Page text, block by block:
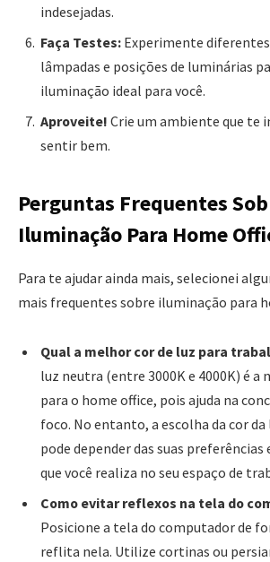
indesejadas.
Faça Testes: Experimente
lâmpadas e posições de luminárias
iluminação ideal para você.
Aproveite! Crie um ambiente que te
sentir bem.
Perguntas Frequentes
Iluminação Para Home
Para te ajudar ainda mais, selecionei
mais frequentes sobre iluminação para
Qual a melhor cor de luz para
luz neutra (entre 3000K e 4000K) é a
para o home office, pois ajuda na
foco. No entanto, a escolha da cor da
pode depender das suas preferências
que você realiza no seu espaço de
Como evitar reflexos na tela do
Posicione a tela do computador de
reflita nela. Utilize cortinas ou